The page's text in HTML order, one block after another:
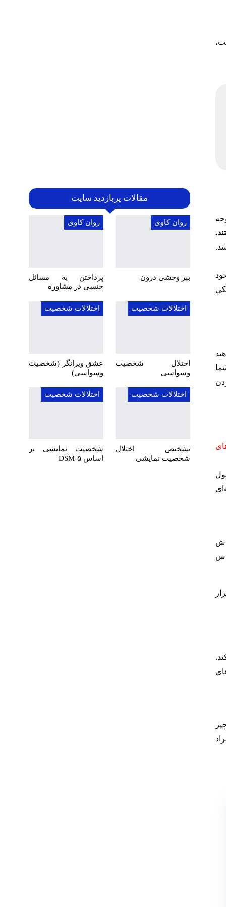
مقالات پربازدید سایت
روان کاوی
ببر وحشی درون
روان کاوی
پرداختن به مسائل
جنسی در مشاوره
اختلالات شخصیت
اختلال شخصیت
وسواسی
اختلالات شخصیت
عشق ویرانگر (شخصیت
وسواسی)
اختلالات شخصیت
تشخیص اختلال
شخصیت نمایشی
اختلالات شخصیت
شخصیت نمایشی بر
اساس DSM-۵